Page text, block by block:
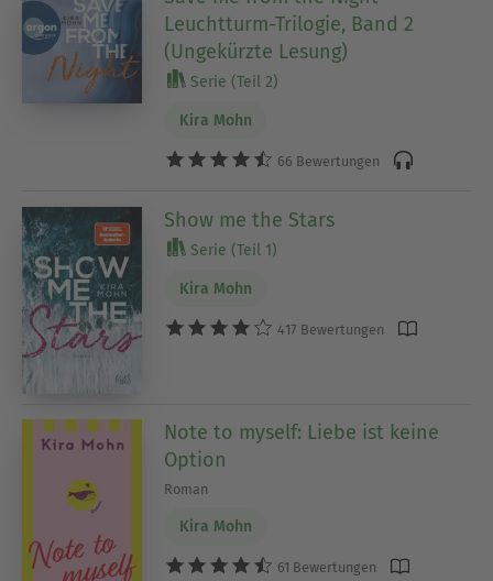
Leuchtturm-Trilogie, Band 2
(Ungekürzte Lesung)
Serie (Teil 2)
Kira Mohn
66 Bewertungen
Show me the Stars
Serie (Teil 1)
Kira Mohn
417 Bewertungen
Note to myself: Liebe ist keine
Option
Roman
Kira Mohn
61 Bewertungen